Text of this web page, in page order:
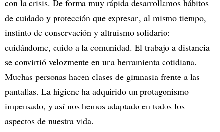
con la crisis. De forma muy rápida desarrollamos hábitos
de cuidado y protección que expresan, al mismo tiempo,
instinto de conservación y altruismo solidario:
cuidándome, cuido a la comunidad. El trabajo a distancia
se convirtió velozmente en una herramienta cotidiana.
Muchas personas hacen clases de gimnasia frente a las
pantallas. La higiene ha adquirido un protagonismo
impensado, y así nos hemos adaptado en todos los
aspectos de nuestra vida.